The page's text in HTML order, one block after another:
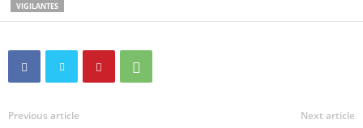
VIGILANTES
Previous article Next article